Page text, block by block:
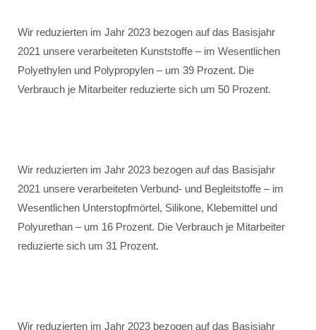
Wir reduzierten im Jahr 2023 bezogen auf das Basisjahr
2021 unsere verarbeiteten Kunststoffe – im Wesentlichen
Polyethylen und Polypropylen – um 39 Prozent. Die
Verbrauch je Mitarbeiter reduzierte sich um 50 Prozent.
Wir reduzierten im Jahr 2023 bezogen auf das Basisjahr
2021 unsere verarbeiteten Verbund- und Begleitstoffe – im
Wesentlichen Unterstopfmörtel, Silikone, Klebemittel und
Polyurethan – um 16 Prozent. Die Verbrauch je Mitarbeiter
reduzierte sich um 31 Prozent.
Wir reduzierten im Jahr 2023 bezogen auf das Basisjahr